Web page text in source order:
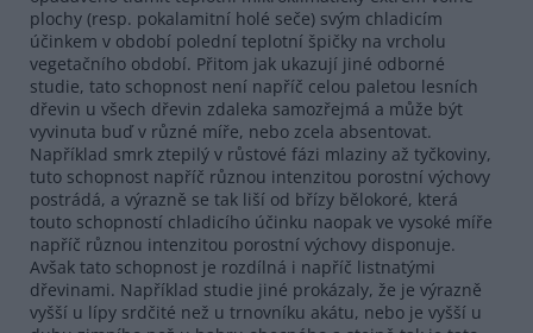
plochy (resp. pokalamitní holé seče) svým chladicím
účinkem v období polední teplotní špičky na vrcholu
vegetačního období. Přitom jak ukazují jiné odborné
studie, tato schopnost není napříč celou paletou lesních
dřevin u všech dřevin zdaleka samozřejmá a může být
vyvinuta buď v různé míře, nebo zcela absentovat.
Například smrk ztepilý v růstové fázi mlaziny až tyčkoviny,
tuto schopnost napříč různou intenzitou porostní výchovy
postrádá, a výrazně se tak liší od břízy bělokoré, která
touto schopností chladicího účinku naopak ve vysoké míře
napříč různou intenzitou porostní výchovy disponuje.
Avšak tato schopnost je rozdílná i napříč listnatými
dřevinami. Například studie jiné prokázaly, že je výrazně
vyšší u lípy srdčité než u trnovníku akátu, nebo je vyšší u